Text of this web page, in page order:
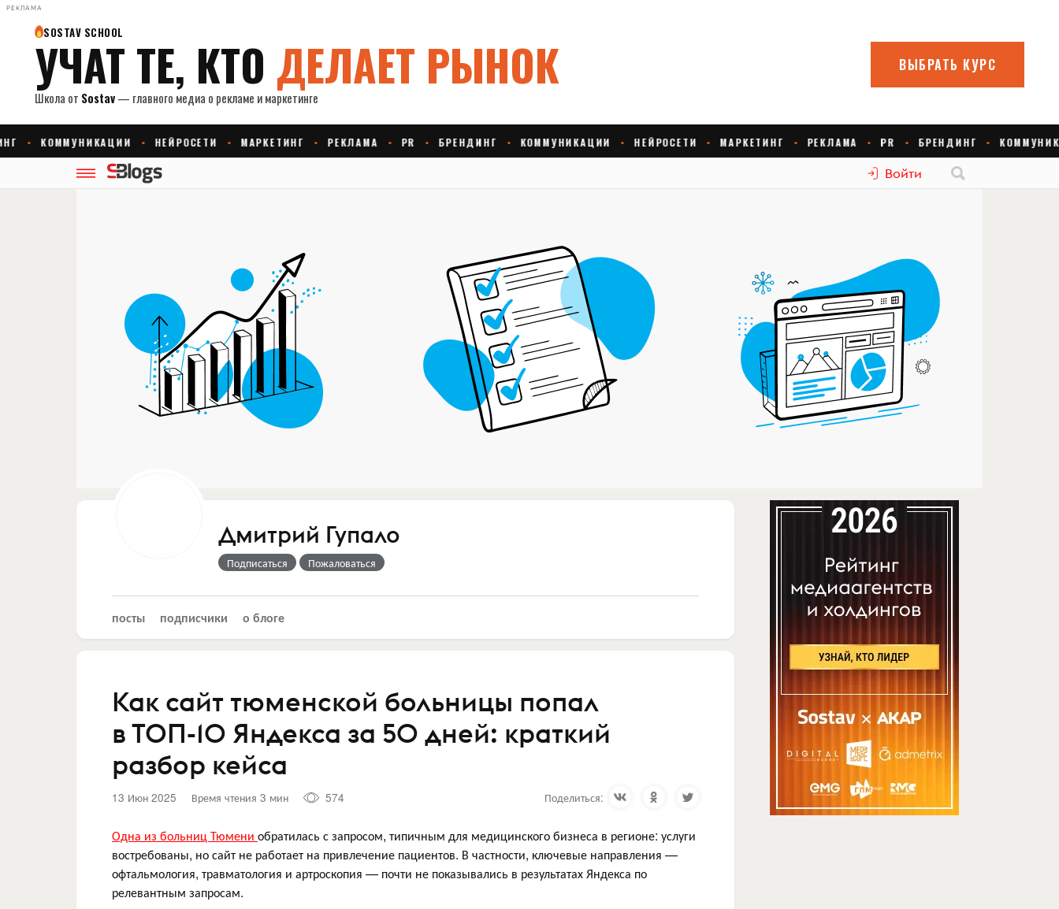
РЕКЛАМА
Войти
Дмитрий Гупало
Подписаться Пожаловаться
посты подписчики о блоге
Как сайт тюменской больницы попал
в ТОП-10 Яндекса за 50 дней: краткий
разбор кейса
13 Июн 2025 Время чтения 3 мин 574 Поделиться:
Одна из больниц Тюмени обратилась с запросом, типичным для медицинского бизнеса в регионе: услуги
востребованы, но сайт не работает на привлечение пациентов. В частности, ключевые направления —
офтальмология, травматология и артроскопия — почти не показывались в результатах Яндекса по
релевантным запросам.